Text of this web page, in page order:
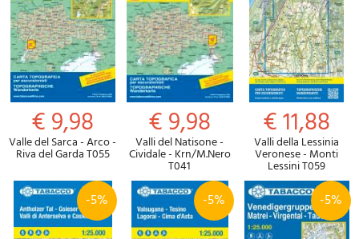
€ 9,98
Valle del Sarca - Arco -
Riva del Garda T055
€ 9,98
Valli del Natisone -
Cividale - Krn/M.Nero
T041
€ 11,88
Valli della Lessinia
Veronese - Monti
Lessini T059
-5% -5% -5%